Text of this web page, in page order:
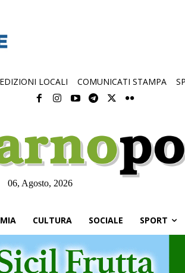
EDIZIONI LOCALI COMUNICATI STAMPA
06, Agosto, 2026
CULTURA SOCIALE SPORT